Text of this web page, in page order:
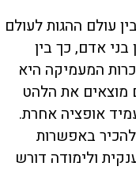
עולם ההגות לעולם
אדם, כך בין
המעמיקה היא
מוצאים את הלהט
אופציה אחרת.
באפשרות
ולימודה דורש